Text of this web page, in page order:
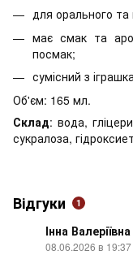
для орального та
має смак та
посмак;
сумісний з
Об'єм: 165 мл.
Склад: вода,
сукралоза,
Відгуки 1
Інна Валеріївна
08.06.2026 в 19:37